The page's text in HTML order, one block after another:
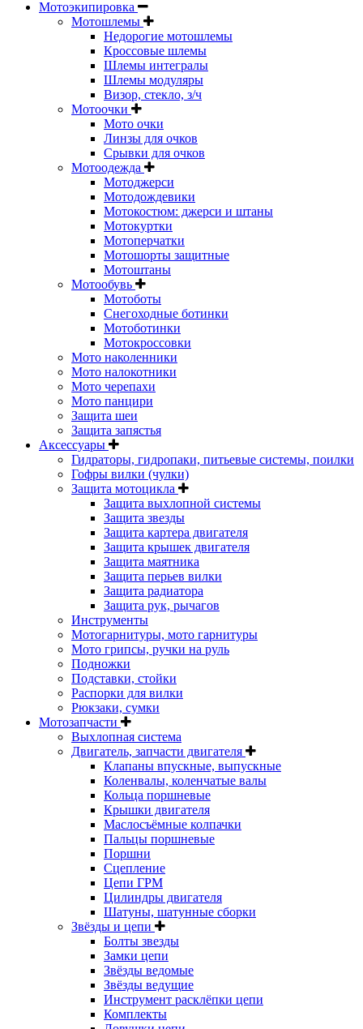
Мотоэкипировка
Мотошлемы
Недорогие мотошлемы
Кроссовые шлемы
Шлемы интегралы
Шлемы модуляры
Визор, стекло, з/ч
Мотоочки
Мото очки
Линзы для очков
Срывки для очков
Мотоодежда
Мотоджерси
Мотодождевики
Мотокостюм: джерси и штаны
Мотокуртки
Мотоперчатки
Мотошорты защитные
Мотоштаны
Мотообувь
Мотоботы
Снегоходные ботинки
Мотоботинки
Мотокроссовки
Мото наколенники
Мото налокотники
Мото черепахи
Мото панцири
Защита шеи
Защита запястья
Аксессуары
Гидраторы, гидропаки, питьевые системы, поилки
Гофры вилки (чулки)
Защита мотоцикла
Защита выхлопной системы
Защита звезды
Защита картера двигателя
Защита крышек двигателя
Защита маятника
Защита перьев вилки
Защита радиатора
Защита рук, рычагов
Инструменты
Мотогарнитуры, мото гарнитуры
Мото грипсы, ручки на руль
Подножки
Подставки, стойки
Распорки для вилки
Рюкзаки, сумки
Мотозапчасти
Выхлопная система
Двигатель, запчасти двигателя
Клапаны впускные, выпускные
Коленвалы, коленчатые валы
Кольца поршневые
Крышки двигателя
Маслосъёмные колпачки
Пальцы поршневые
Поршни
Сцепление
Цепи ГРМ
Цилиндры двигателя
Шатуны, шатунные сборки
Звёзды и цепи
Болты звезды
Замки цепи
Звёзды ведомые
Звёзды ведущие
Инструмент расклёпки цепи
Комплекты